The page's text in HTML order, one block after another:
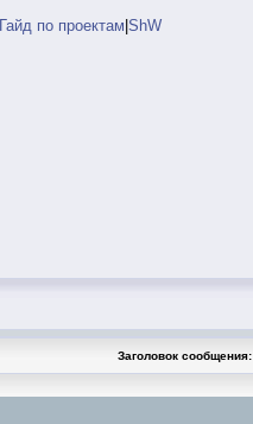
Гайд по проектам ShW
Заголовок сообщения: